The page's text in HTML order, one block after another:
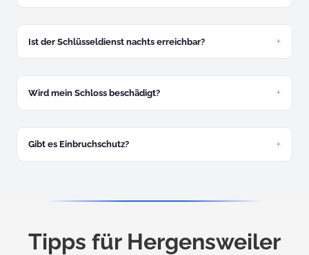
Ist der Schlüsseldienst nachts erreichbar?
Wird mein Schloss beschädigt?
Gibt es Einbruchschutz?
Tipps für Hergensweiler